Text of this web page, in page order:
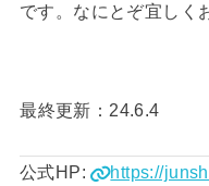
です。なにとぞ宜しく
最終更新：24.6.4
公式HP: https://